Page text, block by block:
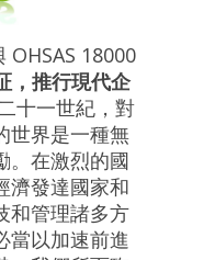
OHSAS 18000
，推行現代企
十一世紀，對
世界是一種無
。在激烈的國
濟發達國家和
和管理諸多方
當以加速前進